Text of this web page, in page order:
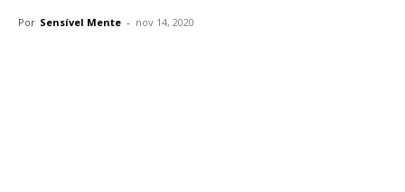
Por Sensível Mente - nov 14, 2020